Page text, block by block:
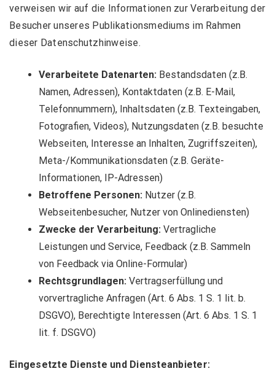
verweisen wir auf die Informationen zur Verarbeitung der
Besucher unseres Publikationsmediums im Rahmen
dieser Datenschutzhinweise.
Verarbeitete Datenarten: Bestandsdaten (z.B.
Namen, Adressen), Kontaktdaten (z.B. E-Mail,
Telefonnummern), Inhaltsdaten (z.B. Texteingaben,
Fotografien, Videos), Nutzungsdaten (z.B. besuchte
Webseiten, Interesse an Inhalten, Zugriffszeiten),
Meta-/Kommunikationsdaten (z.B. Geräte-
Informationen, IP-Adressen)
Betroffene Personen: Nutzer (z.B.
Webseitenbesucher, Nutzer von Onlinediensten)
Zwecke der Verarbeitung: Vertragliche
Leistungen und Service, Feedback (z.B. Sammeln
von Feedback via Online-Formular)
Rechtsgrundlagen: Vertragserfüllung und
vorvertragliche Anfragen (Art. 6 Abs. 1 S. 1 lit. b.
DSGVO), Berechtigte Interessen (Art. 6 Abs. 1 S. 1
lit. f. DSGVO)
Eingesetzte Dienste und Diensteanbieter: